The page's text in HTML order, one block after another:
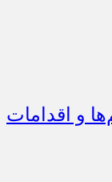
و اقدامات